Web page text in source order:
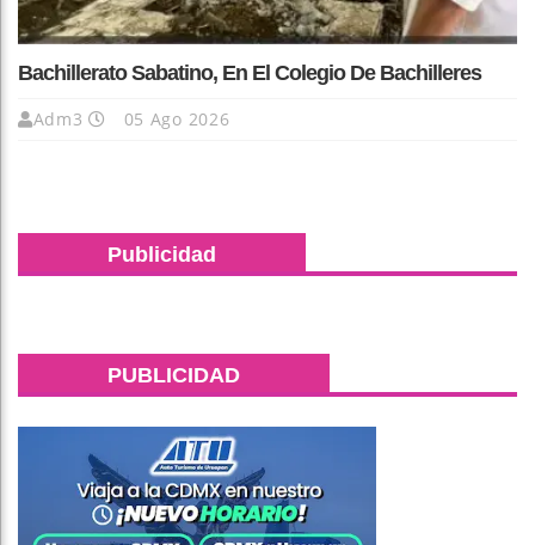
Bachillerato Sabatino, En El Colegio De Bachilleres
Adm3 05 Ago 2026
Publicidad
PUBLICIDAD